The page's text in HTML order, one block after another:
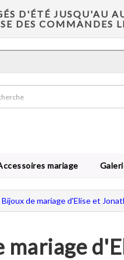
D'ÉTÉ JUSQU'AU
DES COMMANDES
mariage
Bijoux de mariage d'Elise et
mariage